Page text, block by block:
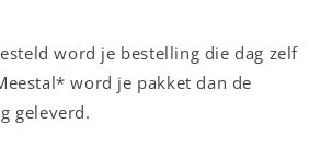
word je bestelling die dag zelf
word je pakket dan de
geleverd.